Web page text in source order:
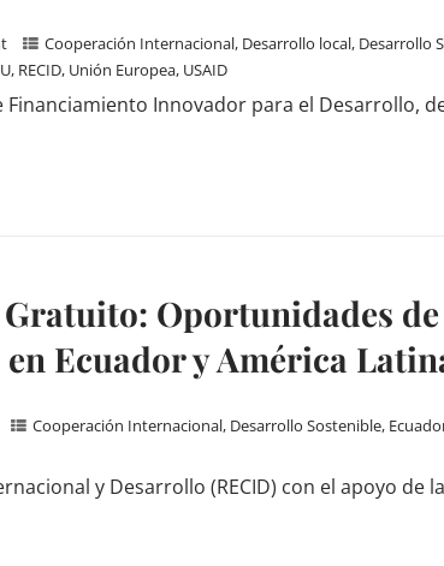
Cooperación Internacional, Desarrollo local, Desarrollo
, RECID, Unión Europea, USAID
Financiamiento Innovador para el Desarrollo,
Oportunidades de
Ecuador y América
Cooperación Internacional, Desarrollo Sostenible,
y Desarrollo (RECID) con el apoyo de